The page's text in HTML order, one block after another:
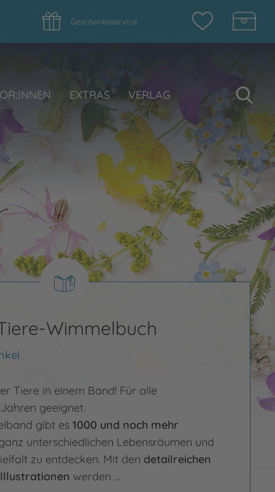
Geschenkeservice
EXTRAS VERLAG
Wimmelbuch
Tiere in einem Band! Für alle
geeignet.
gibt es1000 und noch mehr
unterschiedlichen Lebensräumen und
zu entdecken. Mit den detailreichen
werden …